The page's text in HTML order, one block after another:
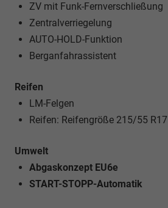
ZV mit Funk-Fernverschließung
Zentralverriegelung
AUTO-HOLD-Funktion
Berganfahrassistent
Reifen
LM-Felgen
Reifen: Reifengröße 215/55 R17
Umwelt
Abgaskonzept EU6e
START-STOPP-Automatik